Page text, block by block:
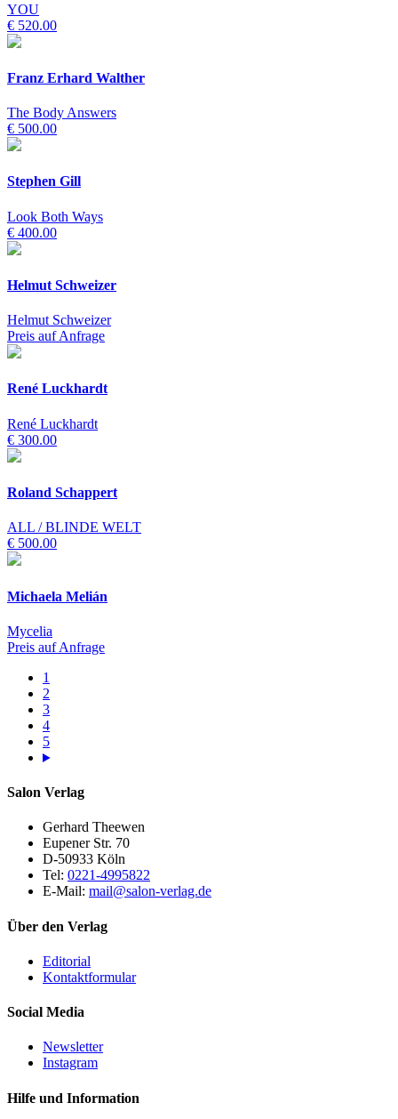
YOU
€ 520.00
Franz Erhard Walther
The Body Answers
€ 500.00
Stephen Gill
Look Both Ways
€ 400.00
Helmut Schweizer
Helmut Schweizer
Preis auf Anfrage
René Luckhardt
René Luckhardt
€ 300.00
Roland Schappert
ALL / BLINDE WELT
€ 500.00
Michaela Melián
Mycelia
Preis auf Anfrage
1
2
3
4
5
Salon Verlag
Gerhard Theewen
Eupener Str. 70
D-50933 Köln
Tel: 0221-4995822
E-Mail: mail@salon-verlag.de
Über den Verlag
Editorial
Kontaktformular
Social Media
Newsletter
Instagram
Hilfe und Information